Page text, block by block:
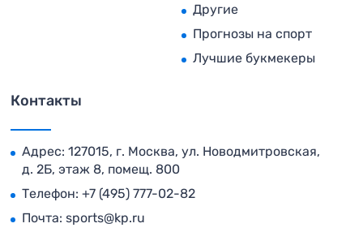
Другие
Прогнозы на спорт
Лучшие букмекеры
Контакты
Адрес: 127015, г. Москва, ул. Новодмитровская,
д. 2Б, этаж 8, помещ. 800
Телефон: +7 (495) 777-02-82
Почта: sports@kp.ru